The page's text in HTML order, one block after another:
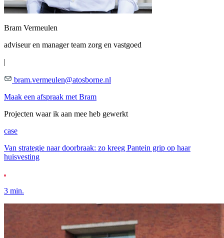
Bram Vermeulen
adviseur en manager team zorg en vastgoed
|
bram.vermeulen@atosborne.nl
Maak een afspraak met Bram
Projecten waar ik aan mee heb gewerkt
case
Van strategie naar doorbraak: zo kreeg Pantein grip op haar
huisvesting
3 min.